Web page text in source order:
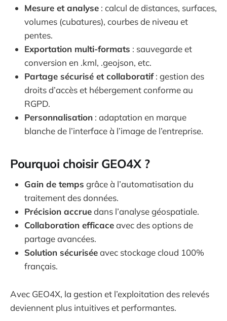
Mesure et analyse : calcul de distances, surfaces,
volumes (cubatures), courbes de niveau et
pentes.
Exportation multi-formats : sauvegarde et
conversion en .kml, .geojson, etc.
Partage sécurisé et collaboratif: gestion des
droits d’accès et hébergement conforme au
RGPD.
Personnalisation : adaptation en marque
blanche de l’interface à l’image de l’entreprise.
Pourquoi choisir GEO4X ?
Gain de temps grâce à l’automatisation du
traitement des données.
Précision accruedans l’analyse géospatiale.
Collaboration efficaceavec des options de
partage avancées.
Solution sécuriséeavec stockage cloud 100%
français.
Avec GEO4X, la gestion et l’exploitation des relevés
deviennent plus intuitives et performantes.